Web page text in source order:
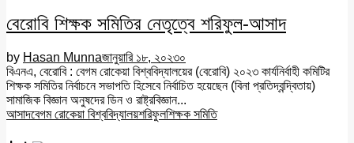
বেরোবি শিক্ষক সমিতির নেতৃত্বে শরিফুল-আসাদ
by Hasan Munnaজানুয়ারি ১৮, ২০২৩০
বিএনএ, বেরোবি : বেগম রোকেয়া বিশ্ববিদ্যালয়ের (বেরোবি) ২০২৩ কার্যনির্বাহী কমিটির
শিক্ষক সমিতির নির্বাচনে সভাপতি হিসেবে নির্বাচিত হয়েছেন (বিনা প্রতিদ্বন্দ্বিতায়)
সামাজিক বিজ্ঞান অনুষদের ডিন ও রাষ্ট্রবিজ্ঞান...
আসাদবেগম রোকেয়া বিশ্ববিদ্যালয়শরিফুলশিক্ষক সমিতি